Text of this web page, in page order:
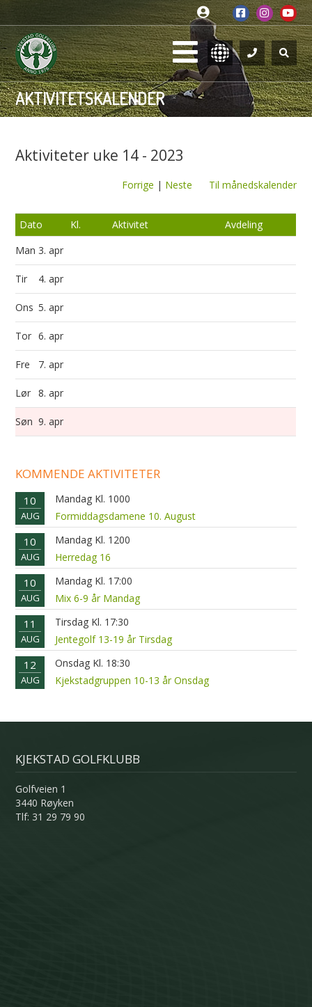
AKTIVITETSKALENDER
Aktiviteter uke 14 - 2023
Forrige | Neste Til månedskalender
Dato Kl. Aktivitet
Avdeling
Man 3. apr
Tir 4. apr
Ons 5. apr
Tor 6. apr
Fre 7. apr
Lør 8. apr
Søn 9. apr
KOMMENDE AKTIVITETER
10
AUG
Mandag Kl. 1000
Formiddagsdamene 10. August
10
AUG
Mandag Kl. 1200
Herredag 16
10
AUG
Mandag Kl. 17:00
Mix 6-9 år Mandag
11
AUG
Tirsdag Kl. 17:30
Jentegolf 13-19 år Tirsdag
12
AUG
Onsdag Kl. 18:30
Kjekstadgruppen 10-13 år Onsdag
KJEKSTAD GOLFKLUBB
Golfveien 1
3440 Røyken
Tlf: 31 29 79 90